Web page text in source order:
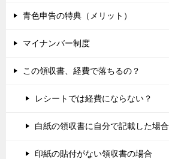
青色申告の特典（メリット）
マイナンバー制度
この領収書、経費で落ちるの？
レシートでは経費にならない？
白紙の領収書に自分で記載した場合
印紙の貼付がない領収書の場合